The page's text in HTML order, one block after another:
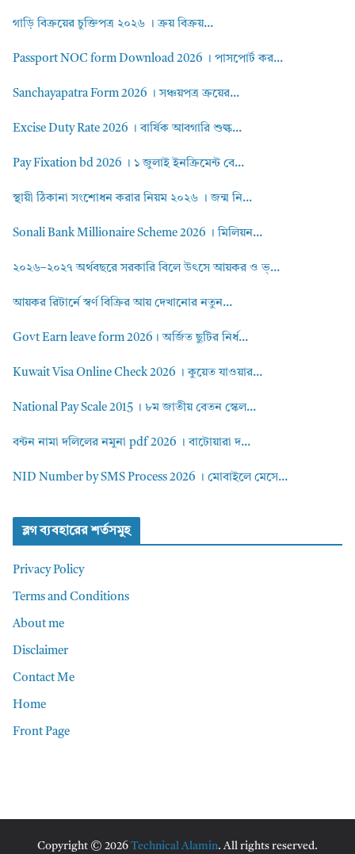
গাড়ি বিক্রয়ের চুক্তিপত্র ২০২৬ । ক্রয় বিক্রয়...
Passport NOC form Download 2026 । পাসপোর্ট কর...
Sanchayapatra Form 2026 । সঞ্চয়পত্র ক্রয়ের...
Excise Duty Rate 2026 । বার্ষিক আবগারি শুল্ক...
Pay Fixation bd 2026 । ১ জুলাই ইনক্রিমেন্ট বে...
স্থায়ী ঠিকানা সংশোধন করার নিয়ম ২০২৬ । জন্ম নি...
Sonali Bank Millionaire Scheme 2026 । মিলিয়ন...
২০২৬–২০২৭ অর্থবছরে সরকারি বিলে উৎসে আয়কর ও ভ্...
আয়কর রিটার্নে স্বর্ণ বিক্রির আয় দেখানোর নতুন...
Govt Earn leave form 2026। অর্জিত ছুটির নির্ধ...
Kuwait Visa Online Check 2026 । কুয়েত যাওয়ার...
National Pay Scale 2015 । ৮ম জাতীয় বেতন স্কেল...
বন্টন নামা দলিলের নমুনা pdf 2026 । বাটোয়ারা দ...
NID Number by SMS Process 2026 । মোবাইলে মেসে...
ব্লগ ব্যবহারের শর্তসমুহ
Privacy Policy
Terms and Conditions
About me
Disclaimer
Contact Me
Home
Front Page
Copyright © 2026 Technical Alamin. All rights reserved.